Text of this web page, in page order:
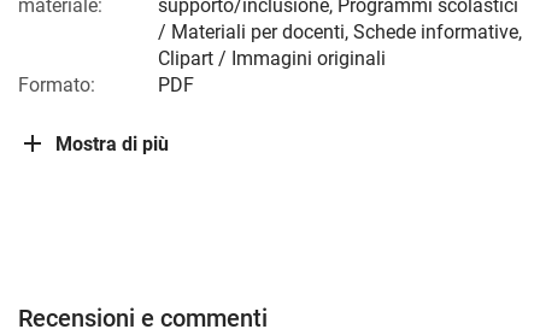
materiale:
supporto/inclusione, Programmi scolastici
/ Materiali per docenti, Schede informative,
Clipart / Immagini originali
Formato:
PDF
Mostra di più
Recensioni e commenti